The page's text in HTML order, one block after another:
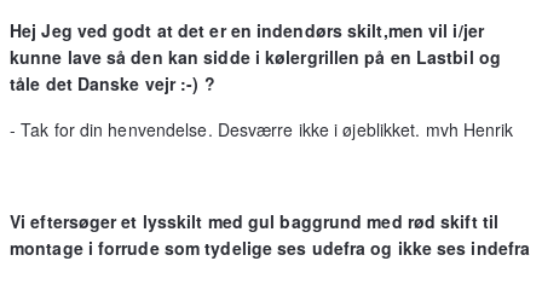
Hej Jeg ved godt at det er en indendørs skilt,men vil i/jer
kunne lave så den kan sidde i kølergrillen på en Lastbil og
tåle det Danske vejr :-) ?
- Tak for din henvendelse. Desværre ikke i øjeblikket. mvh Henrik
Vi eftersøger et lysskilt med gul baggrund med rød skift til
montage i forrude som tydelige ses udefra og ikke ses indefra